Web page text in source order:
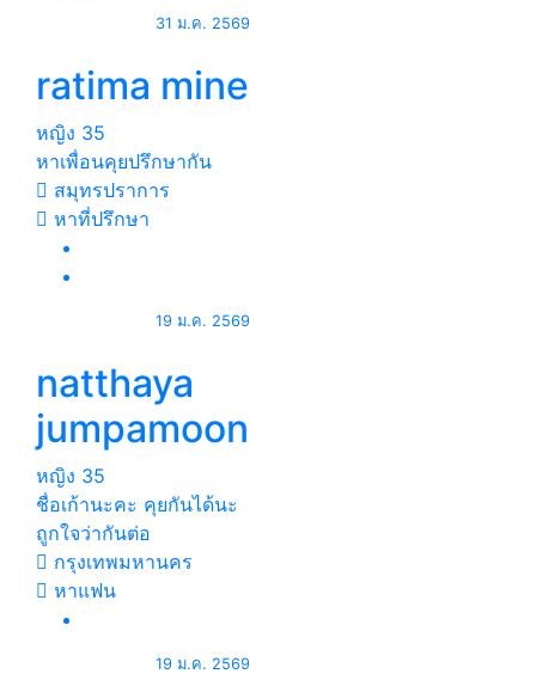
31 ม.ค. 2569
ratima mine
หญิง 35
หาเพื่อนคุยปรึกษากัน
สมุทรปราการ
หาที่ปรึกษา
19 ม.ค. 2569
natthaya
jumpamoon
หญิง 35
ชื่อเก้านะคะ คุยกันได้นะ
ถูกใจว่ากันต่อ
กรุงเทพมหานคร
หาแฟน
19 ม.ค. 2569